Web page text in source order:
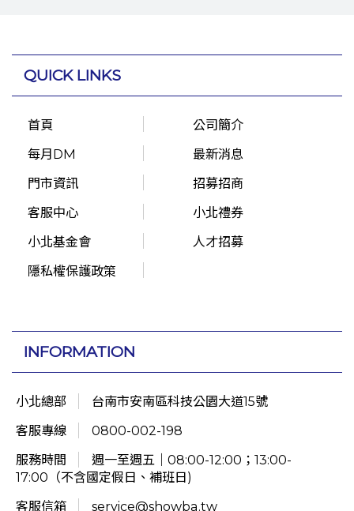
QUICK LINKS
首頁
公司簡介
每月DM
最新消息
門市資訊
招募招商
客服中心
小北禮券
小北基金會
人才招募
隱私權保護政策
INFORMATION
小北總部
台南市安南區科技公園大道15號
客服專線
0800-002-198
服務時間
週一至週五｜08:00-12:00；13:00-
17:00（不含國定假日、補班日)
客服信箱
service@showba.tw